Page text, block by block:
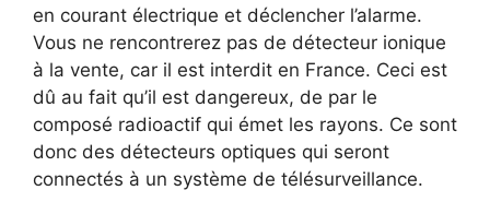
en courant électrique et déclencher l’alarme.
Vous ne rencontrerez pas de détecteur ionique
à la vente, car il est interdit en France. Ceci est
dû au fait qu’il est dangereux, de par le
composé radioactif qui émet les rayons. Ce sont
donc des détecteurs optiques qui seront
connectés à un système de télésurveillance.